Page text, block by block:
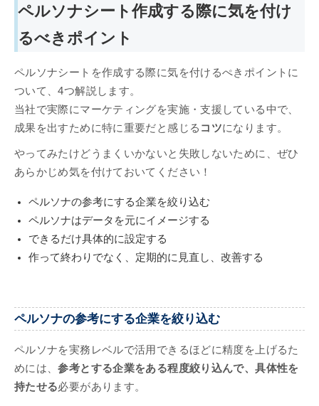
ペルソナシート作成する際に気を付け
るべきポイント
ペルソナシートを作成する際に気を付けるぺきポイントに
ついて、4つ解説します。
当社で実際にマーケティングを実施・支援している中で、
成果を出すために特に重要だと感じる コツになります。
やってみたけどうまくいかないと失敗しないために、ぜひ
あらかじめ気を付けておいてください！
ペルソナの参考にする企業を絞り込む
ペルソナはデータを元にイメージする
できるだけ具体的に設定する
作って終わりでなく、定期的に見直し、改善する
ペルソナの参考にする企業を絞り込む
ペルソナを実務レベルで活用できるほどに精度を上げるた
めには、参考とする企業をある程度絞り込んで、具体性を
持たせる必要があります。